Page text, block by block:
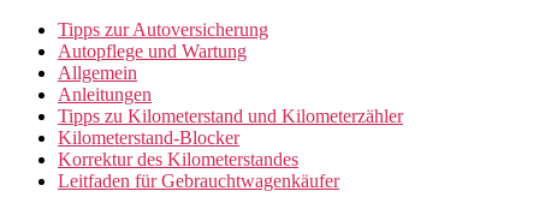
Tipps zur Autoversicherung
Autopflege und Wartung
Allgemein
Anleitungen
Tipps zu Kilometerstand und Kilometerzähler
Kilometerstand-Blocker
Korrektur des Kilometerstandes
Leitfaden für Gebrauchtwagenkäufer